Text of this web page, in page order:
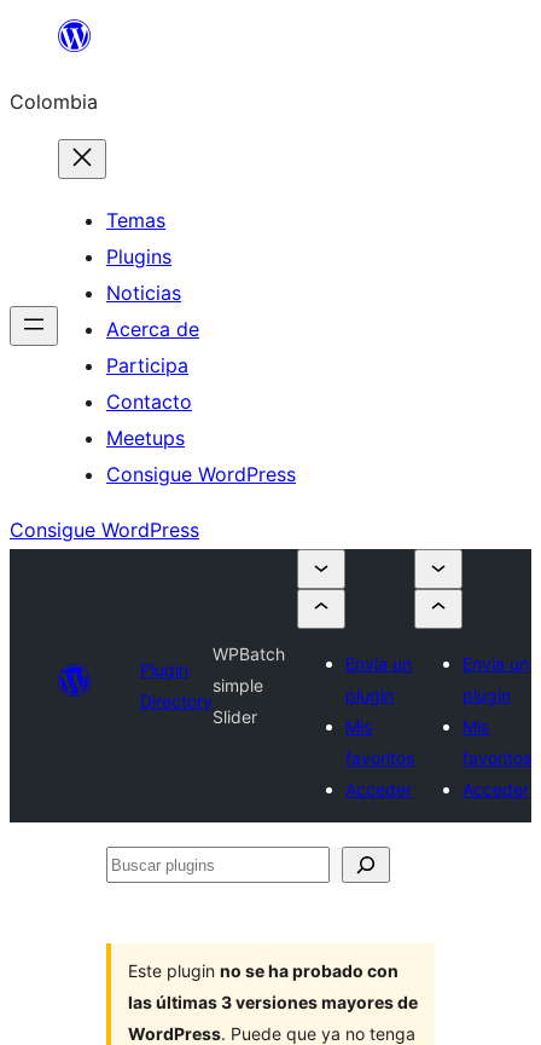
Saltar
contenido
Colombia
Temas
Plugins
Noticias
Acerca de
Participa
Contacto
Meetups
Consigue WordPress
Consigue WordPress
Plugin
Directory
WPBatch
simple
Slider
Envía un
plugin
Mis
favoritos
Acceder
Envía un
plugin
Mis
favoritos
Acceder
Buscar
Este plugin no se ha probado con
las últimas 3 versiones mayores de
WordPress. Puede que ya no tenga